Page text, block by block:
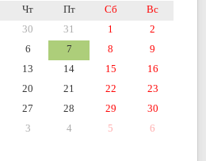
Чт Пт Сб
Вс
30 31 1
2
6 7 8
9
13 14 15
16
20 21 22
23
27 28 29
30
3 4 5 6